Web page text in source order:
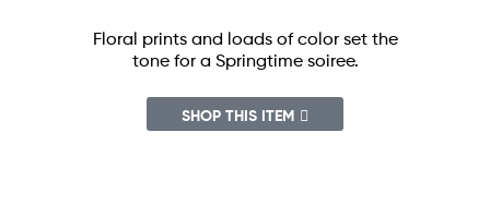
Floral prints and loads of color set the
tone for a Springtime soiree.
SHOP THIS ITEM